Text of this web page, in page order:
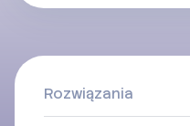
Rozwiązania